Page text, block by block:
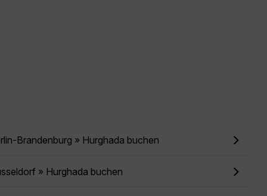
Brandenburg » Hurghada buchen
» Hurghada buchen